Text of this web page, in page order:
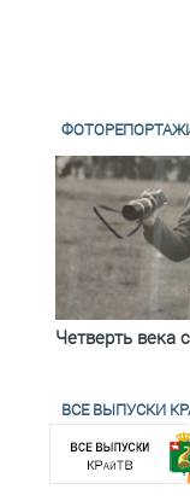
Четверть века
ВСЕ ВЫПУСКИ